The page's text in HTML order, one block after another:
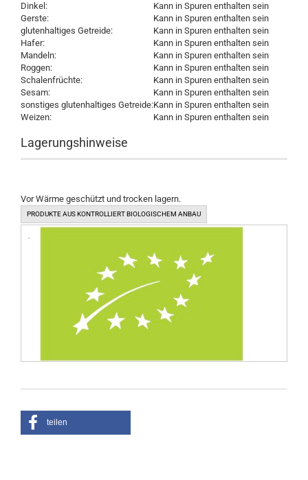
Dinkel:
Kann in Spuren enthalten sein
Gerste:
Kann in Spuren enthalten sein
glutenhaltiges Getreide:
Kann in Spuren enthalten sein
Hafer:
Kann in Spuren enthalten sein
Mandeln:
Kann in Spuren enthalten sein
Roggen:
Kann in Spuren enthalten sein
Schalenfrüchte:
Kann in Spuren enthalten sein
Sesam:
Kann in Spuren enthalten sein
sonstiges glutenhaltiges Getreide:Kann in Spuren enthalten sein
Weizen:
Kann in Spuren enthalten sein
Lagerungshinweise
Vor Wärme geschützt und trocken lagern.
PRODUKTE AUS KONTROLLIERT BIOLOGISCHEM ANBAU
teilen